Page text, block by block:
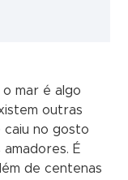
mar é algo
outras
no gosto
É
de centenas